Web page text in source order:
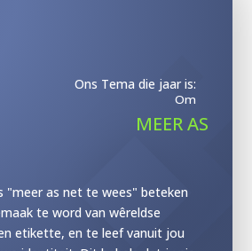
Ons Tema die jaar is:
Om
MEER AS
"meer as net te wees" beteken
te word van wêreldse
etikette, en te leef vanuit jou